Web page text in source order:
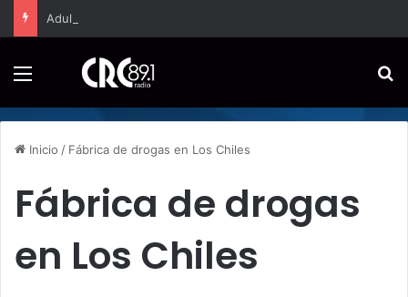
Inicio / Fábrica de drogas en Los Chiles
Fábrica de drogas
en Los Chiles